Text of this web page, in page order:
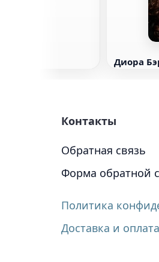
Диора
Контакты
Обратная связь
Форма обратной
Политика
Доставка и оплата